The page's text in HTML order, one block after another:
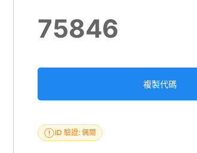
75846
複製代碼
ID 驗證: 偶爾